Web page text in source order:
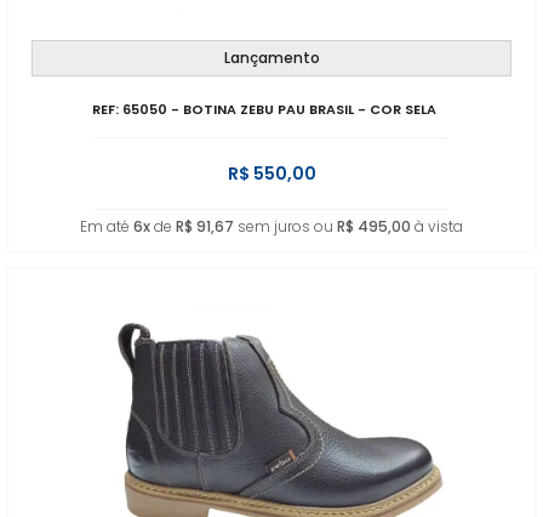
Lançamento
REF: 65050 - BOTINA ZEBU PAU BRASIL - COR SELA
R$ 550,00
Em até 6xde R$ 91,67 sem juros ou R$ 495,00 à vista